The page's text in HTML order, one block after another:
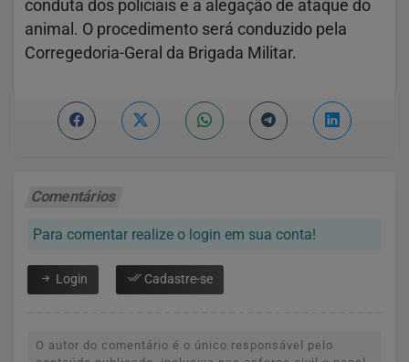
conduta dos policiais e a alegação de ataque do
animal. O procedimento será conduzido pela
Corregedoria-Geral da Brigada Militar.
Comentários
Para comentar realize o login em sua conta!
Login Cadastre-se
O autor do comentário é o único responsável pelo